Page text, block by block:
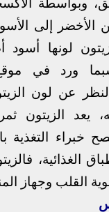
وبواسطة
الأخضر إلى
لونها أسود
ورد في
عن لون
يعد الزيتون
خبراء التغذية
الغذائية،
القلب وجهاز